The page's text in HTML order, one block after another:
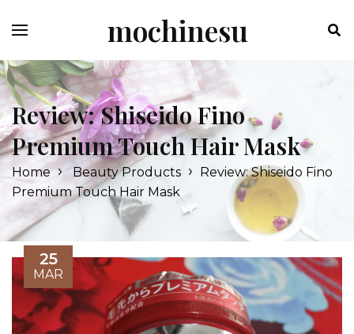
to
mochinesu
Review: Shiseido Fino
Premium Touch Hair Mask
Home › Beauty Products › Review: Shiseido Fino
Premium Touch Hair Mask
25
MAR